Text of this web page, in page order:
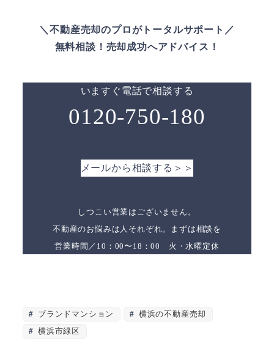
＼不動産売却のプロがトータルサポート／
無料相談！売却成功へアドバイス！
いますぐ電話で相談する
0120-750-180
メールから相談する＞＞
しつこい営業はございません。
不動産のお悩みは人それぞれ。まずは相談を
営業時間／10：00〜18：00 火・水曜定休
ブランドマンション
横浜の不動産売却
横浜市緑区